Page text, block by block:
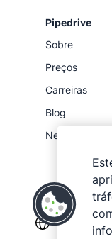
Pipedrive
Sobre
Preços
Carreiras
Blog
Newsroom